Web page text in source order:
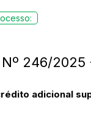
Nº 246/2025
adicional